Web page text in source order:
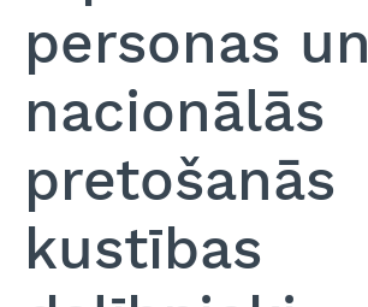
personas un
nacionālās
pretošanās
kustības